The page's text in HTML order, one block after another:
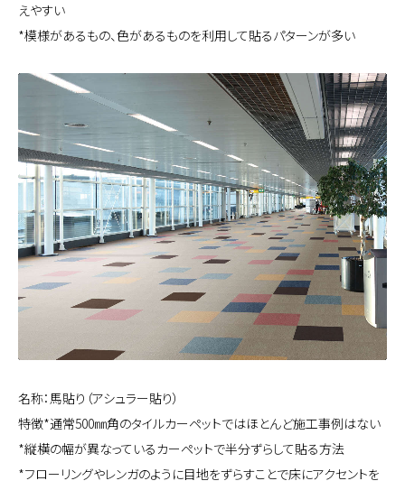
えやすい
*模様があるもの、色があるものを利用して貼るパターンが多い
名称：馬貼り（アシュラー貼り）
特徴*通常500㎜角のタイルカーペットではほとんど施工事例はない
*縦横の幅が異なっているカーペットで半分ずらして貼る方法
*フローリングやレンガのように目地をずらすことで床にアクセントを